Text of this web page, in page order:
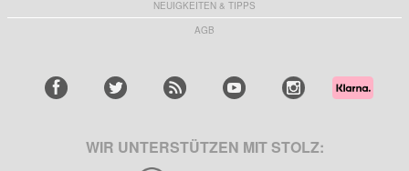
NEUIGKEITEN & TIPPS
AGB
WIR UNTERSTÜTZEN MIT STOLZ: